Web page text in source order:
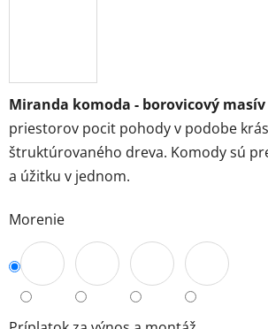
Miranda komoda - borovicový masív
priestorov pocit pohody v podobe
štruktúrovaného dreva. Komody sú
a úžitku v jednom.
Morenie